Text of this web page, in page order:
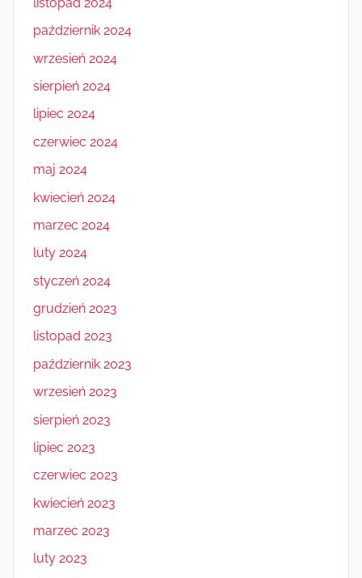
październik 2024
wrzesień 2024
sierpień 2024
lipiec 2024
czerwiec 2024
maj 2024
kwiecień 2024
marzec 2024
luty 2024
styczeń 2024
grudzień 2023
listopad 2023
październik 2023
wrzesień 2023
sierpień 2023
lipiec 2023
czerwiec 2023
kwiecień 2023
marzec 2023
luty 2023